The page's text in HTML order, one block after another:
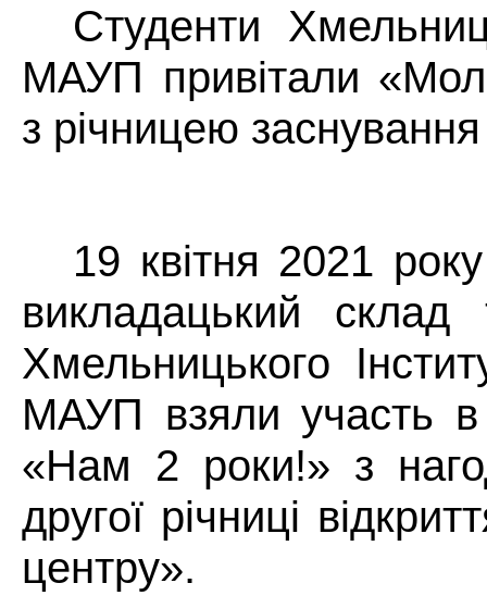
Студенти
МАУП привітали
з річницею заснування
19 квітня 2021
викладацький склад
Хмельницького
МАУП взяли участь
«Нам 2 роки!» з
другої річниці
центру».